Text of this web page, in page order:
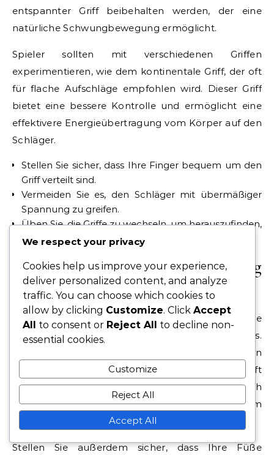
entspannter Griff beibehalten werden, der eine
natürliche Schwungbewegung ermöglicht.
Spieler sollten mit verschiedenen Griffen
experimentieren, wie dem kontinentale Griff, der oft
für flache Aufschläge empfohlen wird. Dieser Griff
bietet eine bessere Kontrolle und ermöglicht eine
effektivere Energieübertragung vom Körper auf den
Schläger.
Stellen Sie sicher, dass Ihre Finger bequem um den
Griff verteilt sind.
Vermeiden Sie es, den Schläger mit übermäßiger
Spannung zu greifen.
Üben Sie, die Griffe zu wechseln, um herauszufinden,
was sich für Sie am angenehmsten anfühlt.
Falsche Körperpositionierung
vermeiden
Die Körperpositionierung ist entscheidend für die
Ausführung eines erfolgreichen flachen Aufschlags.
Viele Spieler stehen zu weit hinten oder zu nah an
der Grundlinie, was ihr Gleichgewicht und ihre Kraft
beeinträchtigen kann. Idealerweise sollten Sie sich
einige Fuß hinter der Grundlinie positionieren, um
einen vollen Schwung zu ermöglichen.
Stellen Sie außerdem sicher, dass Ihre Füße
We respect your privacy
Cookies help us improve your experience,
deliver personalized content, and analyze
traffic. You can choose which cookies to
allow by clicking Customize. Click Accept
All to consent or Reject All to decline non-
essential cookies.
Customize
Reject All
Accept All